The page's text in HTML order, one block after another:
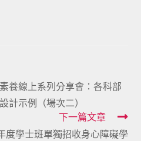
養線上系列分享會：各科部
計示例（場次二）
下一篇文章
度學士班單獨招收身心障礙學